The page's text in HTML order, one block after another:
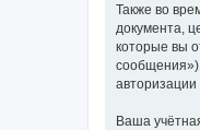
Также во
документа,
которые вы
Ваша